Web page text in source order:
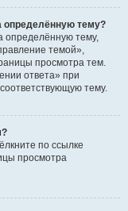
определённую тему?
определённую тему,
темой»,
просмотра тем.
ответа» при
тему.
по ссылке
просмотра